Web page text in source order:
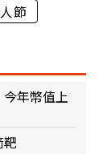
節
年幣值上